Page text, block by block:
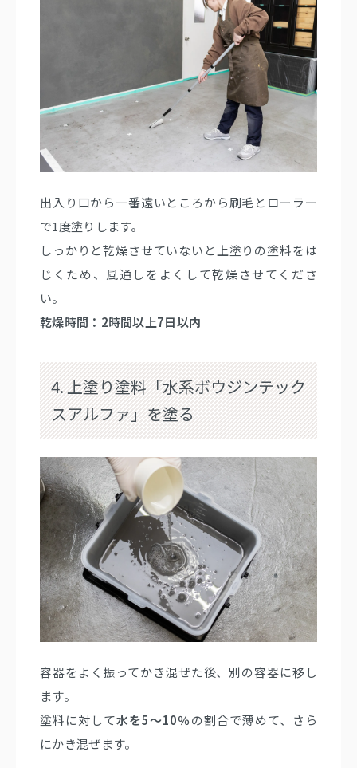
出入り口から一番遠いところから刷毛とローラー
で1度塗りします。
しっかりと乾燥させていないと上塗りの塗料をは
じくため、風通しをよくして乾燥させてくださ
い。
乾燥時間：2時間以上7日以内
4. 上塗り塗料「水系ボウジンテック
スアルファ」を塗る
容器をよく振ってかき混ぜた後、別の容器に移し
ます。
塗料に対して水を5～10％の割合で薄めて、さら
にかき混ぜます。